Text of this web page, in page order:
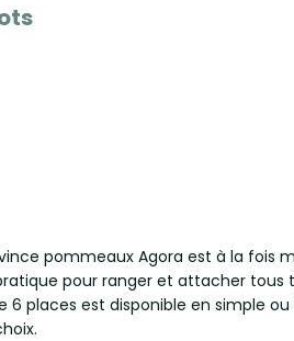
pommeaux Agora est à la fois
pour ranger et attacher tous
6 places est disponible en simple